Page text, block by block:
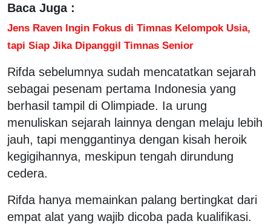
Baca Juga :
Jens Raven Ingin Fokus di Timnas Kelompok Usia,
tapi Siap Jika Dipanggil Timnas Senior
Rifda sebelumnya sudah mencatatkan sejarah
sebagai pesenam pertama Indonesia yang
berhasil tampil di Olimpiade. Ia urung
menuliskan sejarah lainnya dengan melaju lebih
jauh, tapi menggantinya dengan kisah heroik
kegigihannya, meskipun tengah dirundung
cedera.
Rifda hanya memainkan palang bertingkat dari
empat alat yang wajib dicoba pada kualifikasi.